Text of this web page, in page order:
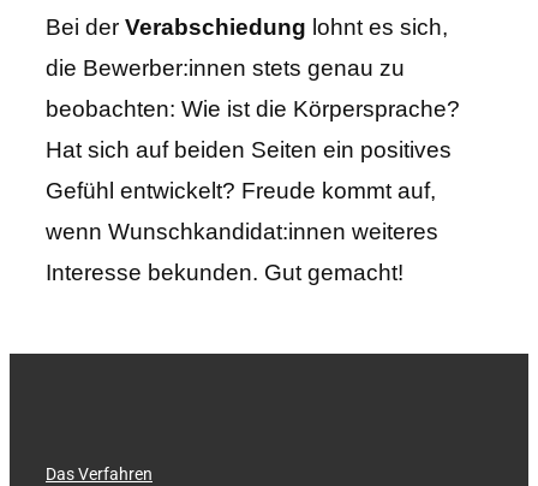
Bei der Verabschiedung lohnt es sich,
die Bewerber:innen stets genau zu
beobachten: Wie ist die Körpersprache?
Hat sich auf beiden Seiten ein positives
Gefühl entwickelt? Freude kommt auf,
wenn Wunschkandidat:innen weiteres
Interesse bekunden. Gut gemacht!
Das Verfahren